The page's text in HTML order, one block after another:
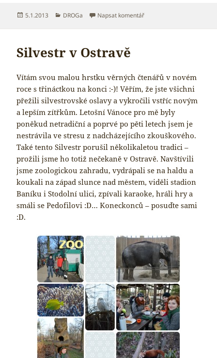
Publikováno:
5.1.2013 Rubriky:
DROGa Napsat komentářpro text s názvem
Silvestr v Ostravě
Vítám svou malou hrstku věrných čtenářů v novém
roce s třináctkou na konci :-)! Věřím, že jste všichni
přežili silvestrovské oslavy a vykročili vstříc novým
a lepším zítřkům. Letošní Vánoce pro mě byly
poněkud netradiční a poprvé po pěti letech jsem je
nestrávila ve stresu z nadcházejícího zkouškového.
Také tento Silvestr porušil několikaletou tradici –
prožili jsme ho totiž nečekaně v Ostravě. Navštívili
jsme zoologickou zahradu, vydrápali se na haldu a
koukali na západ slunce nad městem, viděli stadion
Baníku i Stodolní ulici, zpívali karaoke, hráli hry a
smáli se Pedofilovi :D… Koneckonců – posuďte sami
:D.